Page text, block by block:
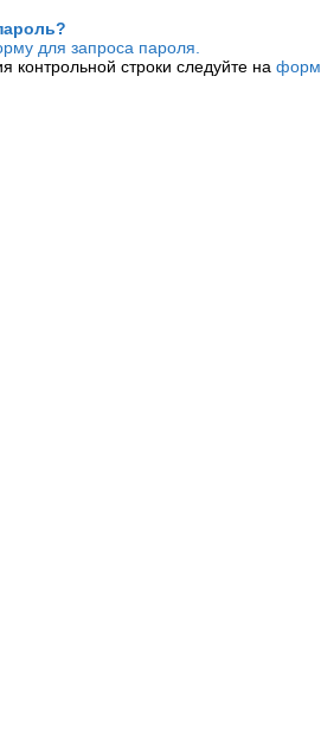
для запроса пароля.
контрольной строки следуйте на